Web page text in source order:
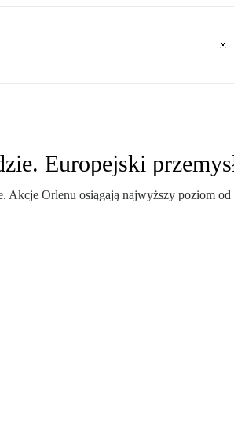
Europejski
Orlenu osiągają najwyższy poziom